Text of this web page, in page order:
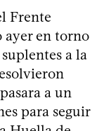
Frente
en torno
a la
a un
para seguir